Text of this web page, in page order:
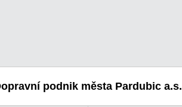
podnik města Pardubic a.s.